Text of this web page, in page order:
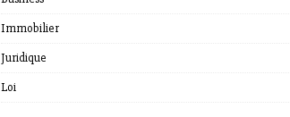
Immobilier
Juridique
Loi